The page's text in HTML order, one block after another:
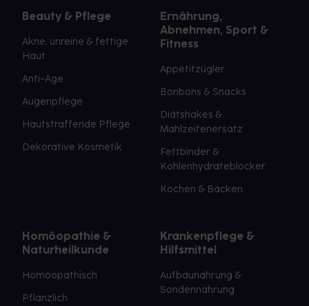
Beauty & Pflege
Akne, unreine & fettige
Haut
Anti-Age
Augenpflege
Hautstraffende Pflege
Dekorative Kosmetik
Ernährung,
Abnehmen, Sport &
Fitness
Appetitzügler
Bonbons & Snacks
Diätshakes &
Mahlzeitenersatz
Fettbinder &
Kohlenhydrateblocker
Kochen & Backen
Homöopathie &
Naturheilkunde
Homöopathisch
Pflanzlich
Krankenpflege &
Hilfsmittel
Aufbaunahrung &
Sondennahrung